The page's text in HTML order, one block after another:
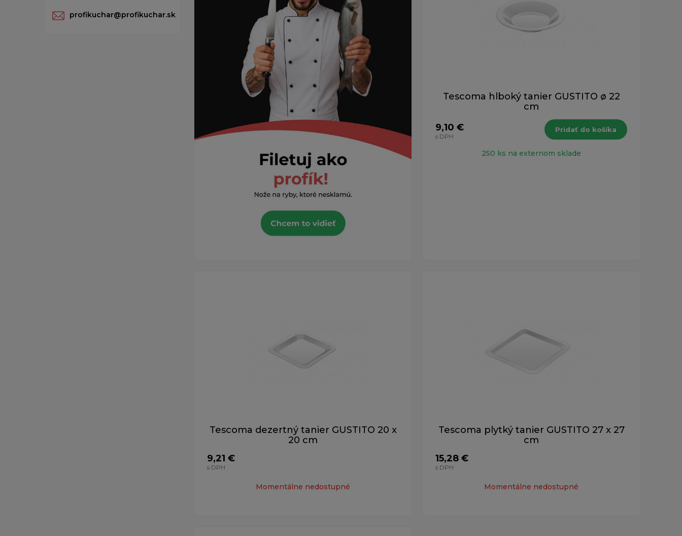
profikuchar@profikuchar.sk
Tescoma hlboký tanier GUSTITO ø 22
cm
9,10 €
s DPH
Pridať do košíka
250 ks na externom sklade
Tescoma dezertný tanier GUSTITO 20 x
20 cm
9,21 €
s DPH
Momentálne nedostupné
Tescoma plytký tanier GUSTITO 27 x 27
cm
15,28 €
s DPH
Momentálne nedostupné